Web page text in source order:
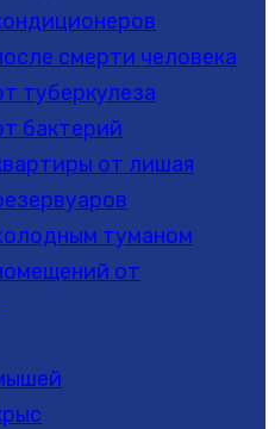
смерти человека
туберкулеза
бактерий
от лишая
туманом
от